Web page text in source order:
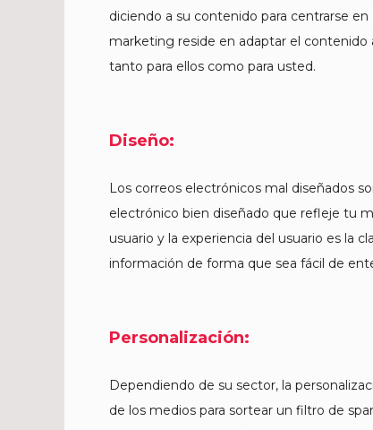
diciendo a su contenido para centrarse
marketing reside en adaptar el contenido
tanto para ellos como para usted.
Diseño:
Los correos electrónicos mal diseñados
electrónico bien diseñado que refleje tu
usuario y la experiencia del usuario es la
información de forma que sea fácil de
Personalización:
Dependiendo de su sector, la
de los medios para sortear un filtro de